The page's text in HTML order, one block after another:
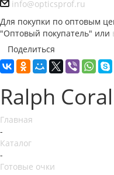
info@opticsprof.ru
Для покупки по оптовым
"Оптовый покупатель" или
Поделиться
Ralph
Главная
-
Каталог
-
Готовые очки